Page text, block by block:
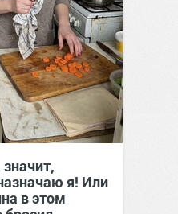
я! Или
в этом